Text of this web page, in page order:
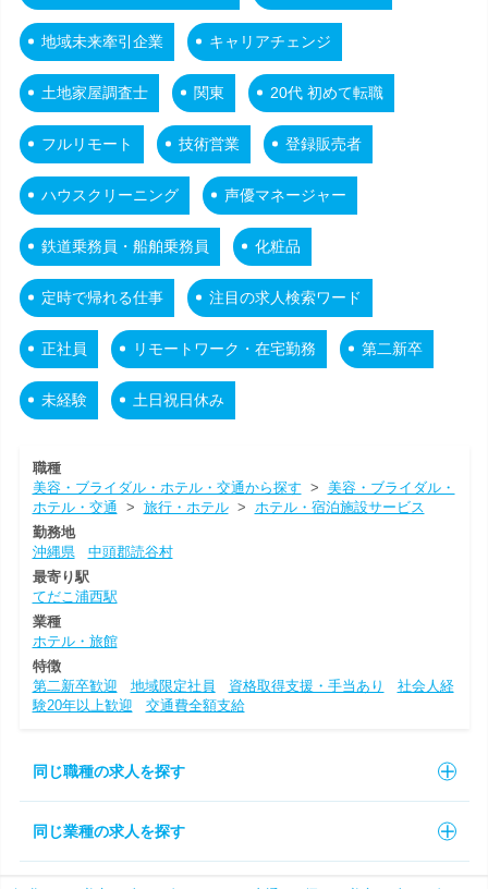
地域未来牽引企業 キャリアチェンジ
土地家屋調査士 関東 20代 初めて転職
フルリモート 技術営業 登録販売者
ハウスクリーニング 声優マネージャー
鉄道乗務員・船舶乗務員 化粧品
定時で帰れる仕事 注目の求人検索ワード
正社員 リモートワーク・在宅勤務 第二新卒
未経験 土日祝日休み
職種
美容・ブライダル・ホテル・交通から探す > 美容・ブライダル・
ホテル・交通 > 旅行・ホテル> ホテル・宿泊施設サービス
勤務地
沖縄県
中頭郡読谷村
最寄り駅
てだこ浦西駅
業種
ホテル・旅館
特徴
第二新卒歓迎
地域限定社員 資格取得支援・手当あり
社会人経
験20年以上歓迎
交通費全額支給
同じ職種の求人を探す
同じ業種の求人を探す